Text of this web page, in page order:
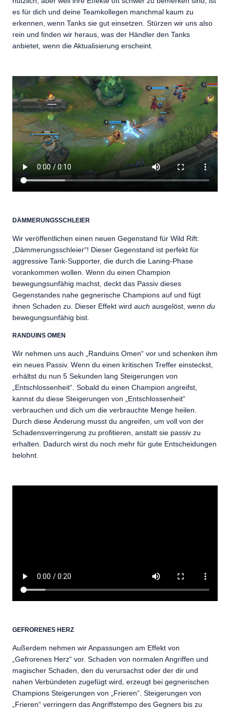
es für dich und deine Teamkollegen manchmal kaum zu
erkennen, wenn Tanks sie gut einsetzen. Stürzen wir uns also
rein und finden wir heraus, was der Händler den Tanks
anbietet, wenn die Aktualisierung erscheint.
DÄMMERUNGSSCHLEIER
Wir veröffentlichen einen neuen Gegenstand für Wild Rift:
„Dämmerungsschleier“! Dieser Gegenstand ist perfekt für
aggressive Tank-Supporter, die durch die Laning-Phase
vorankommen wollen. Wenn du einen Champion
bewegungsunfähig machst, deckt das Passiv dieses
Gegenstandes nahe gegnerische Champions auf und fügt
ihnen Schaden zu. Dieser Effekt wird auch ausgelöst, wenn du
bewegungsunfähig bist.
RANDUINS OMEN
Wir nehmen uns auch „Randuins Omen“ vor und schenken ihm
ein neues Passiv. Wenn du einen kritischen Treffer einsteckst,
erhältst du nun 5 Sekunden lang Steigerungen von
„Entschlossenheit“. Sobald du einen Champion angreifst,
kannst du diese Steigerungen von „Entschlossenheit“
verbrauchen und dich um die verbrauchte Menge heilen.
Durch diese Änderung musst du angreifen, um voll von der
Schadensverringerung zu profitieren, anstatt sie passiv zu
erhalten. Dadurch wirst du noch mehr für gute Entscheidungen
belohnt.
GEFRORENES HERZ
Außerdem nehmen wir Anpassungen am Effekt von
„Gefrorenes Herz“ vor. Schaden von normalen Angriffen und
magischer Schaden, den du verursachst oder der dir und
nahen Verbündeten zugefügt wird, erzeugt bei gegnerischen
Champions Steigerungen von „Frieren“. Steigerungen von
„Frieren“ verringern das Angriffstempo des Gegners bis zu